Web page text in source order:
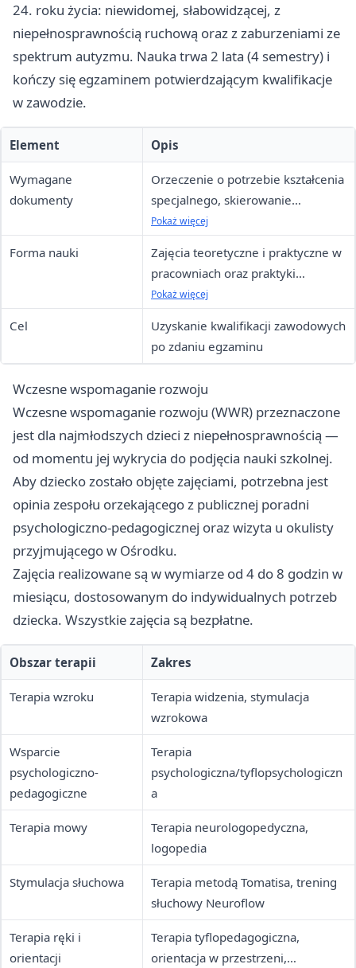
24. roku życia: niewidomej, słabowidzącej, z
niepełnosprawnością ruchową oraz z zaburzeniami ze
spektrum autyzmu. Nauka trwa 2 lata (4 semestry) i
kończy się egzaminem potwierdzającym kwalifikacje
w zawodzie.
Element Opis
Wymagane
dokumenty
Orzeczenie o potrzebie kształcenia
specjalnego, skierowanie
Prezydenta Miasta Łodzi,
Pokaż więcej
Forma nauki
Zajęcia teoretyczne i praktyczne w
pracowniach oraz praktyki
zawodowe
Pokaż więcej
Cel
Uzyskanie kwalifikacji zawodowych
po zdaniu egzaminu
Wczesne wspomaganie rozwoju
Wczesne wspomaganie rozwoju (WWR) przeznaczone
jest dla najmłodszych dzieci z niepełnosprawnością —
od momentu jej wykrycia do podjęcia nauki szkolnej.
Aby dziecko zostało objęte zajęciami, potrzebna jest
opinia zespołu orzekającego z publicznej poradni
psychologiczno-pedagogicznej oraz wizyta u okulisty
przyjmującego w Ośrodku.
Zajęcia realizowane są w wymiarze od 4 do 8 godzin w
miesiącu, dostosowanym do indywidualnych potrzeb
dziecka. Wszystkie zajęcia są bezpłatne.
Obszar terapii Zakres
Terapia wzroku
Terapia widzenia, stymulacja
wzrokowa
Wsparcie
psychologiczno-
pedagogiczne
Terapia
psychologiczna/tyflopsychologiczn
a
Terapia mowy
Terapia neurologopedyczna,
logopedia
Stymulacja słuchowa
Terapia metodą Tomatisa, trening
słuchowy Neuroflow
Terapia ręki i
orientacji
Terapia tyflopedagogiczna,
orientacja w przestrzeni,